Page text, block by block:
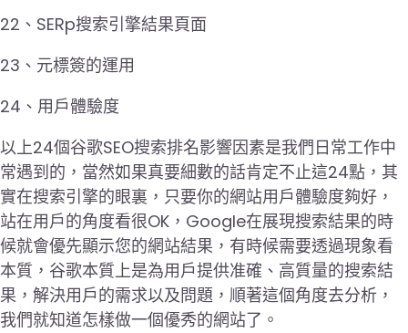
22、SERp搜索引擎結果頁面
23、元標簽的運用
24、用戶體驗度
以上24個谷歌SEO搜索排名影響因素是我們日常工作中
常遇到的，當然如果真要細數的話肯定不止這24點，其
實在搜索引擎的眼裏，只要你的網站用戶體驗度夠好，
站在用戶的角度看很OK，Google在展現搜索結果的時
候就會優先顯示您的網站結果，有時候需要透過現象看
本質，谷歌本質上是為用戶提供准確、高質量的搜索結
果，解決用戶的需求以及問題，順著這個角度去分析，
我們就知道怎樣做一個優秀的網站了。